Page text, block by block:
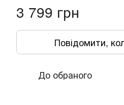
3 799 грн
Повідомити,
До обраного